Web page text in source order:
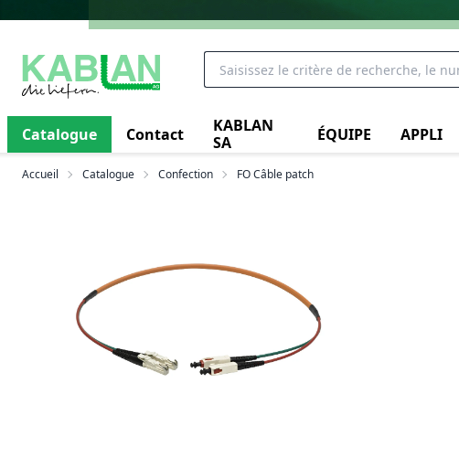
Catalogue Contact
KABLAN
SA
ÉQUIPE APPLI
Accueil Catalogue Confection FO Câble patch